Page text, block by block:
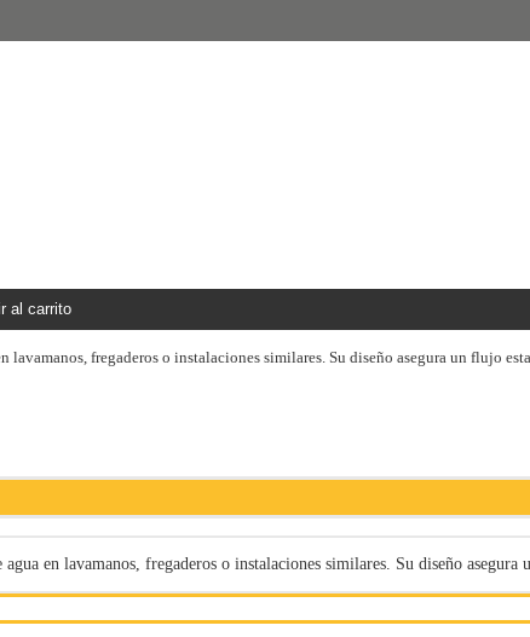
al carrito
fregaderos o instalaciones similares. Su diseño asegura un flujo
en lavamanos, fregaderos o instalaciones similares. Su diseño asegura